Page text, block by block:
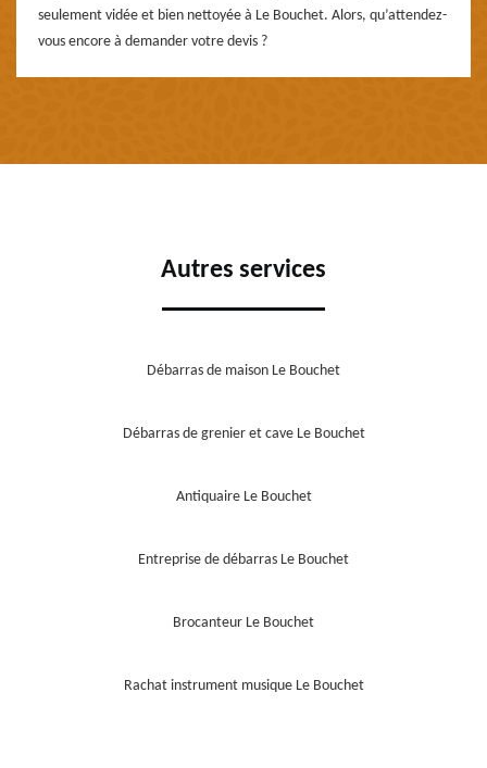
seulement vidée et bien nettoyée à Le Bouchet. Alors, qu’attendez-
vous encore à demander votre devis ?
Autres services
Débarras de maison Le Bouchet
Débarras de grenier et cave Le Bouchet
Antiquaire Le Bouchet
Entreprise de débarras Le Bouchet
Brocanteur Le Bouchet
Rachat instrument musique Le Bouchet